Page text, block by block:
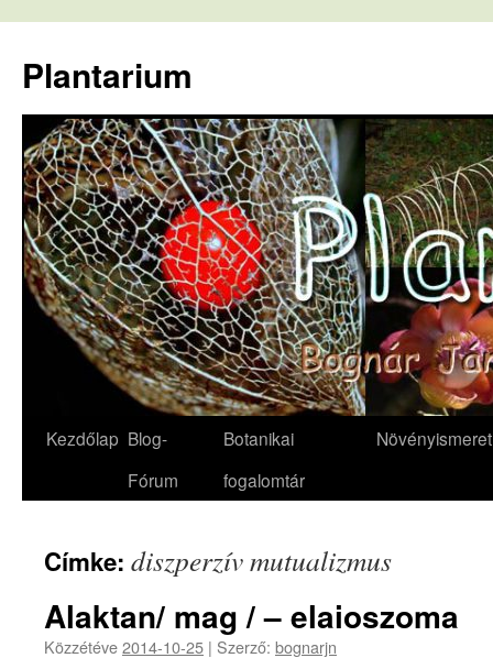
tartalomba
Plantarium
Kezdőlap Blog-
Fórum
Botanikai
fogalomtár
Növényismeret
Címke: diszperzív mutualizmus
Alaktan/ mag / – elaioszoma
Közzétéve2014-10-25 | Szerző: bognarjn